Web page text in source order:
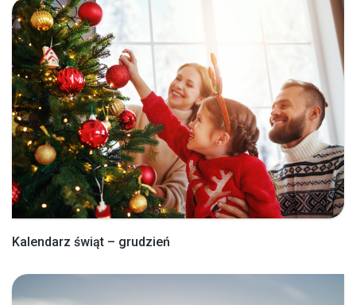
Kalendarz świąt – grudzień